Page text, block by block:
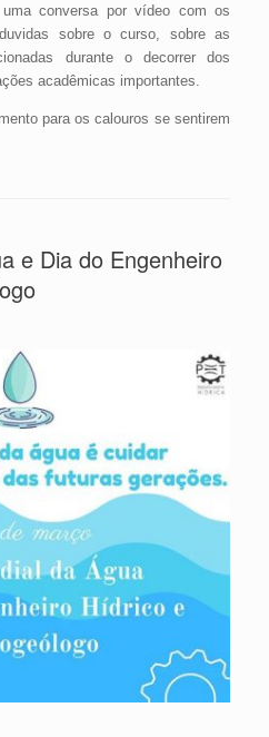
conversa por vídeo com os
sobre o curso, sobre as
durante o decorrer dos
acadêmicas importantes.
para os calouros se sentirem
e Dia do Engenheiro